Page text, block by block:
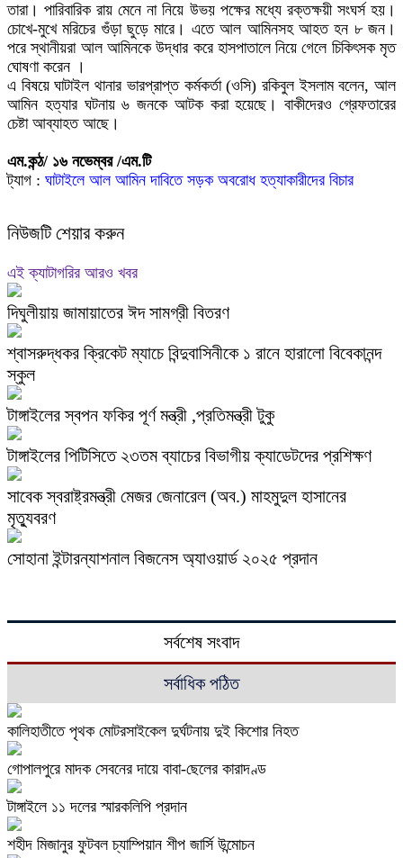
তারা। পারিবারিক রায় মেনে না নিয়ে উভয় পক্ষের মধ্যে রক্তক্ষয়ী সংঘর্স হয়।
চোখে-মুখে মরিচের গুঁড়া ছুড়ে মারে। এতে আল আমিনসহ আহত হন ৮ জন।
পরে স্থানীয়রা আল আমিনকে উদ্ধার করে হাসপাতালে নিয়ে গেলে চিকিৎসক মৃত
ঘোষণা করেন ।
এ বিষয়ে ঘাটাইল থানার ভারপ্রাপ্ত কর্মকর্তা (ওসি) রকিবুল ইসলাম বলেন, আল
আমিন হত্যার ঘটনায় ৬ জনকে আটক করা হয়েছে। বাকীদেরও গ্রেফতারের
চেষ্টা আব্যাহত আছে।
এম.কন্ঠ/ ১৬ নভেম্বর /এম.টি
ট্যাগ : ঘাটাইলে আল আমিন দাবিতে সড়ক অবরোধ হত্যাকারীদের বিচার
নিউজটি শেয়ার করুন
এই ক্যাটাগরির আরও খবর
দিঘুলীয়ায় জামায়াতের ঈদ সামগ্রী বিতরণ
শ্বাসরুদ্ধকর ক্রিকেট ম্যাচে বিন্দুবাসিনীকে ১ রানে হারালো বিবেকানন্দ
স্কুল
টাঙ্গাইলের স্বপন ফকির পূর্ণ মন্ত্রী ,প্রতিমন্ত্রী টুকু
টাঙ্গাইলের পিটিসিতে ২৩তম ব্যাচের বিভাগীয় ক্যাডেটদের প্রশিক্ষণ
সাবেক স্বরাষ্ট্রমন্ত্রী মেজর জেনারেল (অব.) মাহমুদুল হাসানের
মৃত্যুবরণ
সোহানা ইন্টারন্যাশনাল বিজনেস অ্যাওয়ার্ড ২০২৫ প্রদান
সর্বশেষ সংবাদ
সর্বাধিক পঠিত
কালিহাতীতে পৃথক মোটরসাইকেল দুর্ঘটনায় দুই কিশোর নিহত
গোপালপুরে মাদক সেবনের দায়ে বাবা-ছেলের কারাদণ্ড
টাঙ্গাইলে ১১ দলের স্মারকলিপি প্রদান
শহীদ মিজানুর ফুটবল চ্যাম্পিয়ান শীপ জার্সি উন্মোচন